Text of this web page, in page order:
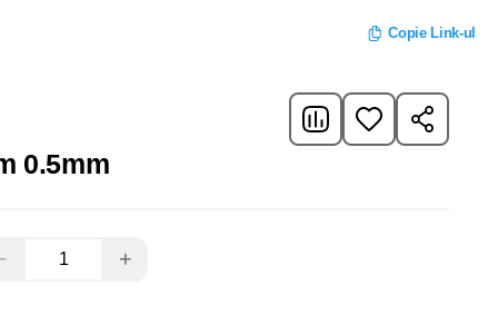
Copie Link-ul
0.5mm
+